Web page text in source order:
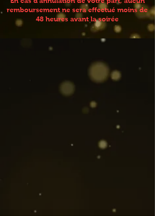
remboursement ne sera effectué moins de
48 heures avant la soirée